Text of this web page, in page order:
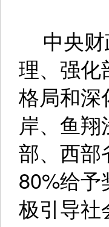
中央财
理、强化
格局和深
岸、鱼
部、西部
80%给
极引导社